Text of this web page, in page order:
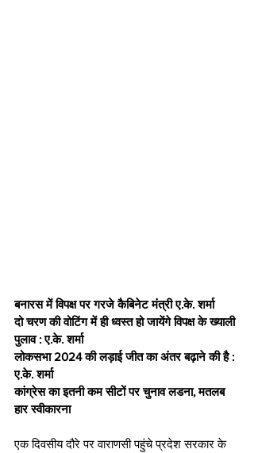
बनारस में विपक्ष पर गरजे कैबिनेट मंत्री ए.के. शर्मा
दो चरण की वोटिंग में ही ध्वस्त हो जायेंगे विपक्ष के ख्याली
पुलाव : ए.के. शर्मा
लोकसभा 2024 की लड़ाई जीत का अंतर बढ़ाने की है :
ए.के. शर्मा
कांग्रेस का इतनी कम सीटों पर चुनाव लडना, मतलब
हार स्वीकारना
एक दिवसीय दौरे पर वाराणसी पहुंचे प्रदेश सरकार के